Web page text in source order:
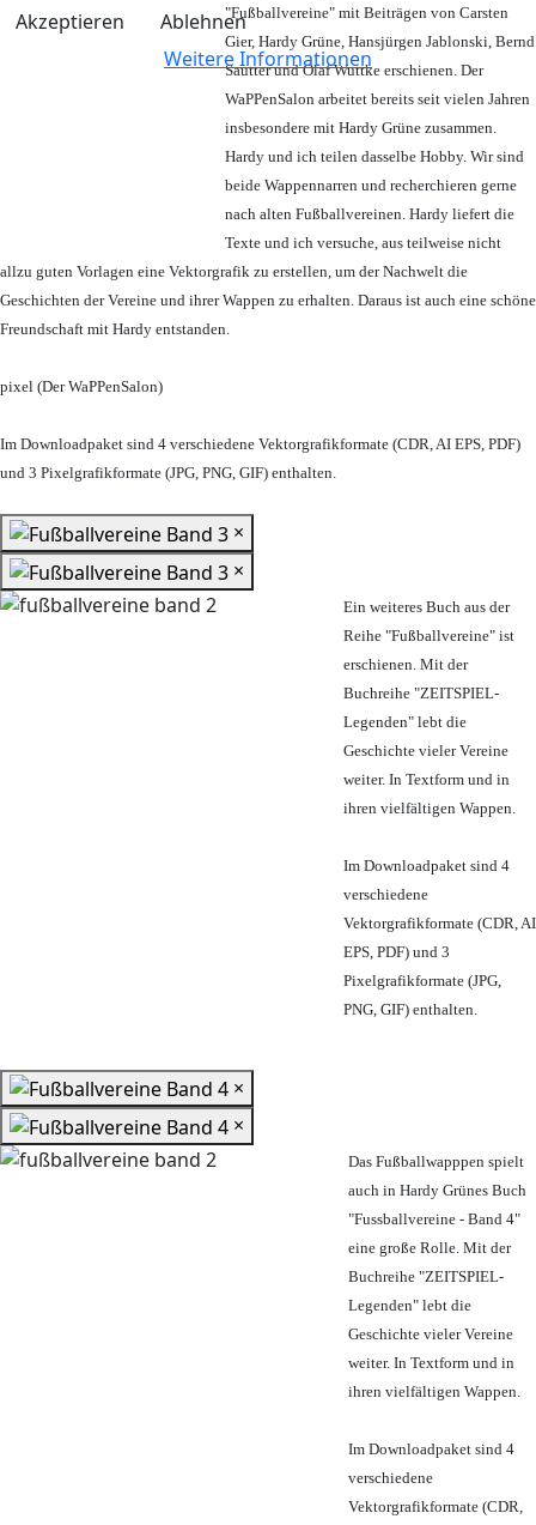
Akzeptieren
Ablehnen
Weitere Informationen
"Fußballvereine" mit Beiträgen von Carsten
Gier, Hardy Grüne, Hansjürgen Jablonski, Bernd
Sautter und Olaf Wuttke erschienen. Der
WaPPenSalon arbeitet bereits seit vielen Jahren
insbesondere mit Hardy Grüne zusammen.
Hardy und ich teilen dasselbe Hobby. Wir sind
beide Wappennarren und recherchieren gerne
nach alten Fußballvereinen. Hardy liefert die
Texte und ich versuche, aus teilweise nicht
allzu guten Vorlagen eine Vektorgrafik zu erstellen, um der Nachwelt die
Geschichten der Vereine und ihrer Wappen zu erhalten. Daraus ist auch eine schöne
Freundschaft mit Hardy entstanden.
pixel (Der WaPPenSalon)
Im Downloadpaket sind 4 verschiedene Vektorgrafikformate (CDR, AI EPS, PDF)
und 3 Pixelgrafikformate (JPG, PNG, GIF) enthalten.
×
×
Ein weiteres Buch aus der
Reihe "Fußballvereine" ist
erschienen. Mit der
Buchreihe "ZEITSPIEL-
Legenden" lebt die
Geschichte vieler Vereine
weiter. In Textform und in
ihren vielfältigen Wappen.
Im Downloadpaket sind 4
verschiedene
Vektorgrafikformate (CDR, AI
EPS, PDF) und 3
Pixelgrafikformate (JPG,
PNG, GIF) enthalten.
×
×
Das Fußballwapppen spielt
auch in Hardy Grünes Buch
"Fussballvereine - Band 4"
eine große Rolle. Mit der
Buchreihe "ZEITSPIEL-
Legenden" lebt die
Geschichte vieler Vereine
weiter. In Textform und in
ihren vielfältigen Wappen.
Im Downloadpaket sind 4
verschiedene
Vektorgrafikformate (CDR,